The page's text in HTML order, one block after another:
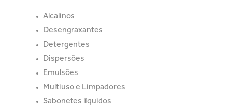
Alcalinos
Desengraxantes
Detergentes
Dispersões
Emulsões
Multiuso e Limpadores
Sabonetes líquidos